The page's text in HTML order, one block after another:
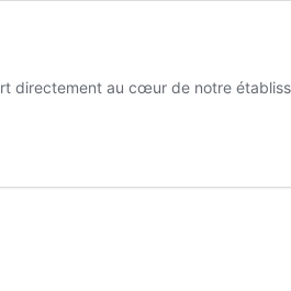
directement au cœur de notre